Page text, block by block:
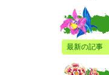
最新の記事